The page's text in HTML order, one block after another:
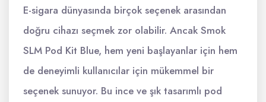
E-sigara dünyasında birçok seçenek arasından
doğru cihazı seçmek zor olabilir. Ancak Smok
SLM Pod Kit Blue, hem yeni başlayanlar için hem
de deneyimli kullanıcılar için mükemmel bir
seçenek sunuyor. Bu ince ve şık tasarımlı pod